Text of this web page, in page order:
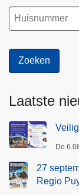
Laatste
Do
27
Regio